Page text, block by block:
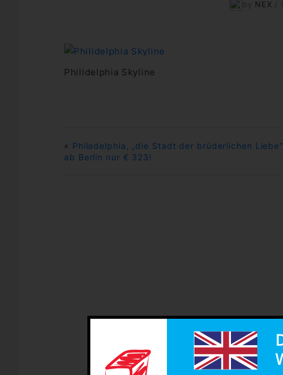
NEX
Philidelphia Skyline
« Philadelphia, „die Stadt der brüderlichen Liebe“
ab Berlin nur € 323!